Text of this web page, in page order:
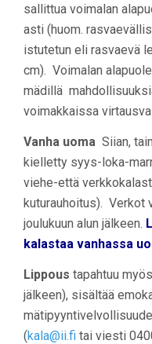
sallittua voimalan
asti (huom.
istutetun eli rasvaevä
cm). Voimalan
mädillä
voimakkaissa
Vanha uoma Siian,
kielletty syys-loka-
viehe-että
kuturauhoitus). Verkot
joulukuun alun jälkeen.
kalastaa vanhassa
Lippous tapahtuu
jälkeen), sisältää
(kala@ii.fi tai viesti